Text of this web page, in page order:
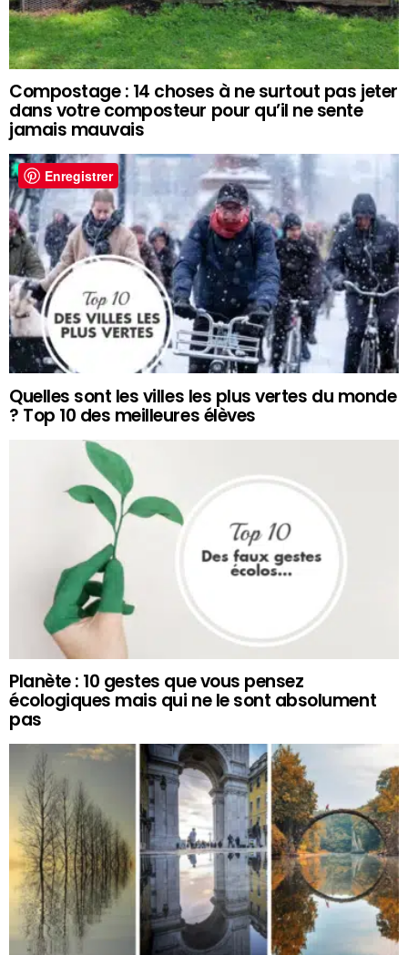
Compostage : 14 choses à ne surtout pas jeter
dans votre composteur pour qu’il ne sente
jamais mauvais
Quelles sont les villes les plus vertes du monde
? Top 10 des meilleures élèves
Planète : 10 gestes que vous pensez
écologiques mais qui ne le sont absolument
pas
Enregistrer